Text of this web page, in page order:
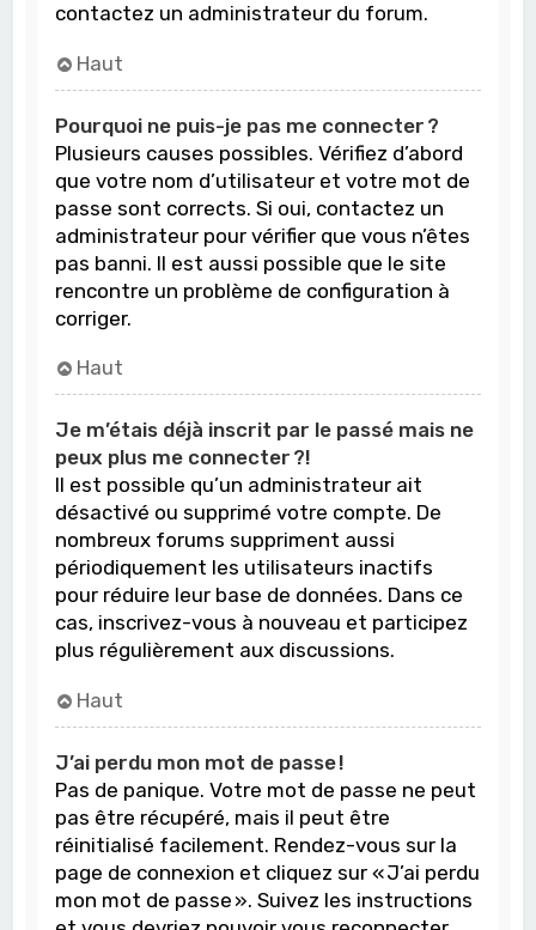
contactez un administrateur du forum.
Haut
Pourquoi ne puis-je pas me connecter ?
Plusieurs causes possibles. Vérifiez d’abord
que votre nom d’utilisateur et votre mot de
passe sont corrects. Si oui, contactez un
administrateur pour vérifier que vous n’êtes
pas banni. Il est aussi possible que le site
rencontre un problème de configuration à
corriger.
Haut
Je m’étais déjà inscrit par le passé mais ne
peux plus me connecter ?!
Il est possible qu’un administrateur ait
désactivé ou supprimé votre compte. De
nombreux forums suppriment aussi
périodiquement les utilisateurs inactifs
pour réduire leur base de données. Dans ce
cas, inscrivez-vous à nouveau et participez
plus régulièrement aux discussions.
Haut
J’ai perdu mon mot de passe !
Pas de panique. Votre mot de passe ne peut
pas être récupéré, mais il peut être
réinitialisé facilement. Rendez-vous sur la
page de connexion et cliquez sur « J’ai perdu
mon mot de passe ». Suivez les instructions